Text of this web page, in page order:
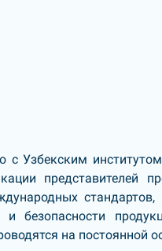
с Узбекским
представителей
безопасности
на постоянной